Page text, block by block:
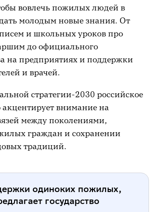
вовлечь пожилых людей в
молодым новые знания. От
и школьных уроков про
до официального
на предприятиях и поддержки
и врачей.
стратегии-2030 российское
акцентирует внимание на
между поколениями,
граждан и сохранении
традиций.
одиноких пожилых,
государство